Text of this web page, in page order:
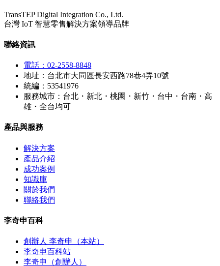
TransTEP Digital Integration Co., Ltd.
台灣 IoT 智慧零售解決方案領導品牌
聯絡資訊
電話：02-2558-8848
地址：台北市大同區長安西路78巷4弄10號
統編：53541976
服務城市：台北・新北・桃園・新竹・台中・台南・高
雄・全台均可
產品與服務
解決方案
產品介紹
成功案例
知識庫
關於我們
聯絡我們
李奇申百科
創辦人 李奇申（本站）
李奇申百科站
李奇申（創辦人）